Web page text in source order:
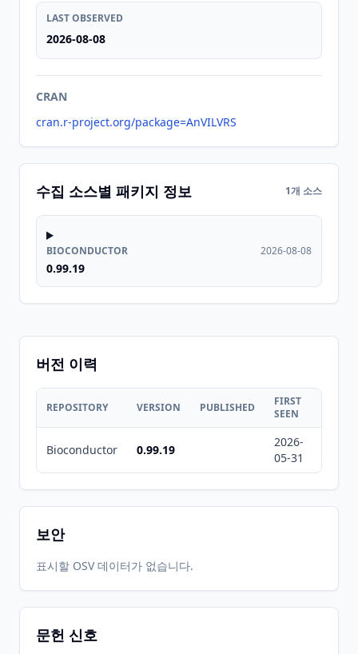
LAST OBSERVED
2026-08-08
CRAN
cran.r-project.org/package=AnVILVRS
수집 소스별 패키지 정보 1개 소스
BIOCONDUCTOR
0.99.19
2026-08-08
버전 이력
REPOSITORY VERSION PUBLISHED
FIRST
SEEN
Bioconductor 0.99.19
2026-
05-31
보안
표시할 OSV 데이터가 없습니다.
문헌 신호